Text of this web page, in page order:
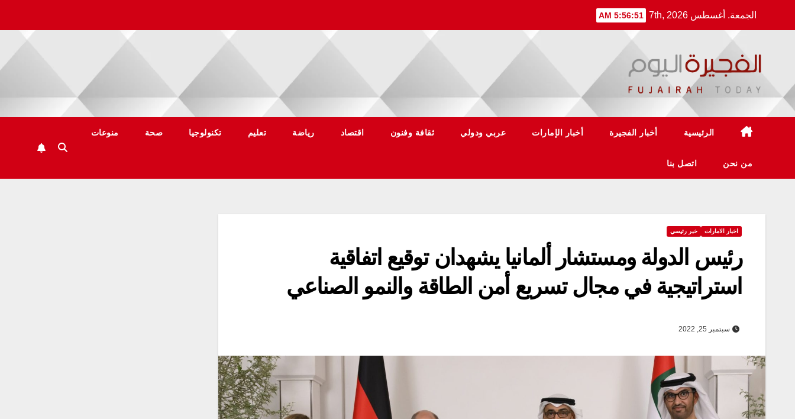
الجمعة. أغسطس 7th, 2026 5:56:52 AM
الرئيسية أخبار الفجيرة أخبار الإمارات عربي ودولي ثقافة وفنون اقتصاد رياضة تعليم تكنولوجيا صحة منوعات
من نحن اتصل بنا
اخبار الامارات خبر رئيسي
رئيس الدولة ومستشار ألمانيا يشهدان توقيع اتفاقية
استراتيجية في مجال تسريع أمن الطاقة والنمو الصناعي
سبتمبر 25, 2022